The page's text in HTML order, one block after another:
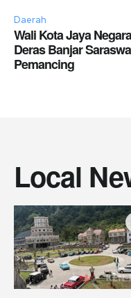
Daerah
Wali Kota Jaya
Deras Banjar
Pemancing
Local